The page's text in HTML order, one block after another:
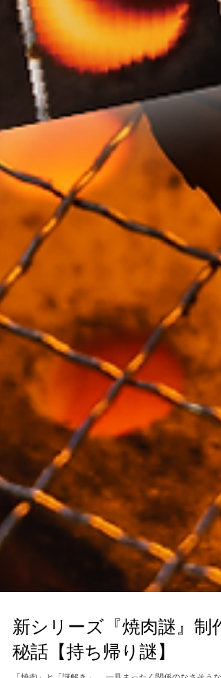
新シリーズ『焼肉謎』制作
秘話【持ち帰り謎】